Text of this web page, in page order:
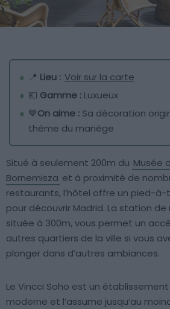
📍 Lieu : Voir sur la carte
💶 Gamme : Luxueux
💙On aime : Sa décoration
thème du manège
Situé à seulement 200m du Musée
Bornemisza et à proximité de
restaurants, l’hôtel offre un pied-
pour découvrir Madrid. La station
située à 300m, vous permet un
autres quartiers de la ville si vous
plonger dans d’autres ambiances.
Le Vincci Soho est un
moderne et l’assume jusqu’au